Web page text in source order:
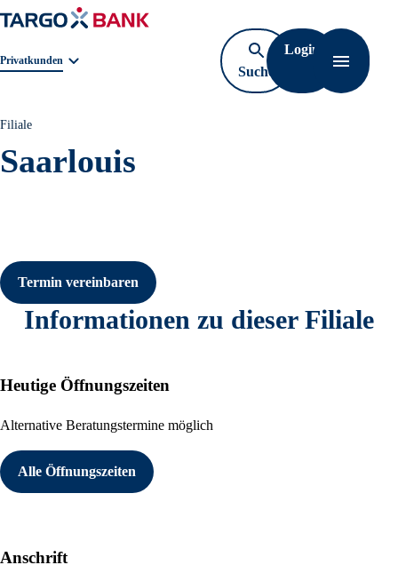
Geschäftsbereichnavigation. Aktuelle Auswahl:
Privatkunden
Suche
öffnen
Login
Filiale
Saarlouis
Termin vereinbaren
Informationen zu dieser Filiale
Heutige Öffnungszeiten
Alternative Beratungstermine möglich
Alle Öffnungszeiten
Anschrift